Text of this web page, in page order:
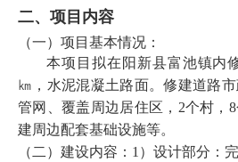
二、项目内容
（一）项目基本情况：
本项目拟在阳新县富池镇内
㎞，水泥混凝土路面。修建道路
管网、覆盖周边居住区，2个村，
建周边配套基础设施等。
（二） 建设内容 ： 1）设计部分：